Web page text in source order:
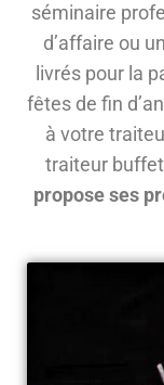
séminaire
d’affaire ou
livrés pour la
fêtes de fin
à votre
traiteur
propose ses